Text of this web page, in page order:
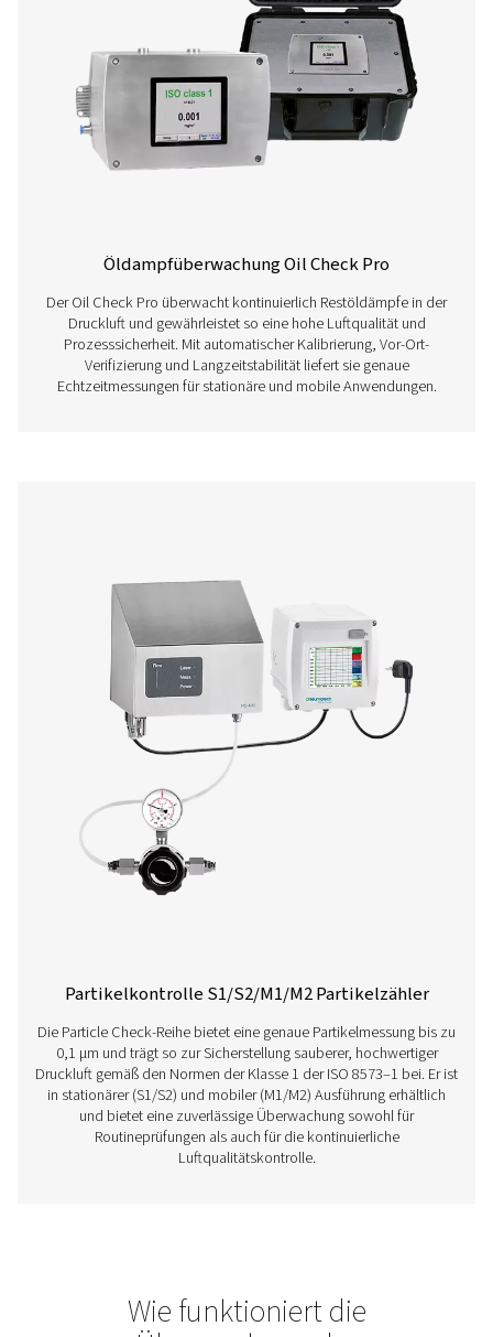
Druckluftqualitätslösungen.
Öldampfüberwachung Oil Check Pro
Der Oil Check Pro überwacht kontinuierlich
Druckluft und gewährleistet so eine hohe
Prozesssicherheit. Mit automatischer Kalibrierung,
Verifizierung und Langzeitstabilität liefert sie
Echtzeitmessungen für stationäre und mobile